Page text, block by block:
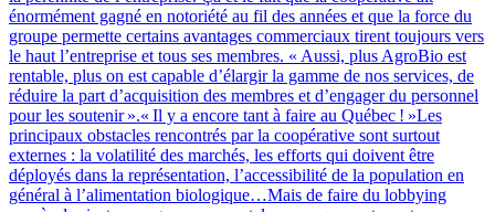
énormément gagné en notoriété au fil des années et que la force du
groupe permette certains avantages commerciaux tirent toujours vers
le haut l’entreprise et tous ses membres. « Aussi, plus AgroBio est
rentable, plus on est capable d’élargir la gamme de nos services, de
réduire la part d’acquisition des membres et d’engager du personnel
pour les soutenir ».« Il y a encore tant à faire au Québec ! »Les
principaux obstacles rencontrés par la coopérative sont surtout
externes : la volatilité des marchés, les efforts qui doivent être
déployés dans la représentation, l’accessibilité de la population en
général à l’alimentation biologique…Mais de faire du lobbying